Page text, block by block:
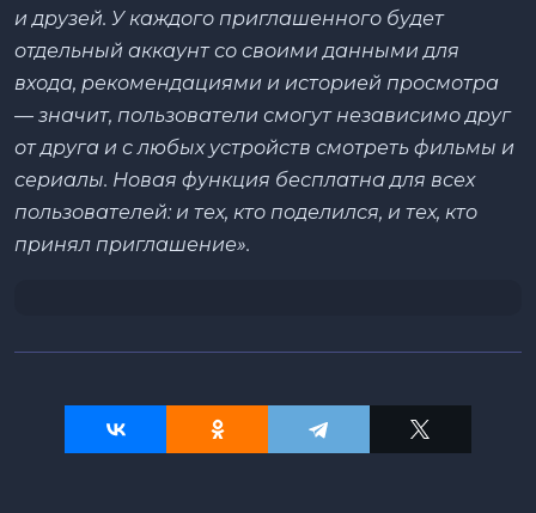
и друзей. У каждого приглашенного будет
отдельный аккаунт со своими данными для
входа, рекомендациями и историей просмотра
— значит, пользователи смогут независимо друг
от друга и с любых устройств смотреть фильмы и
сериалы. Новая функция бесплатна для всех
пользователей: и тех, кто поделился, и тех, кто
принял приглашение».